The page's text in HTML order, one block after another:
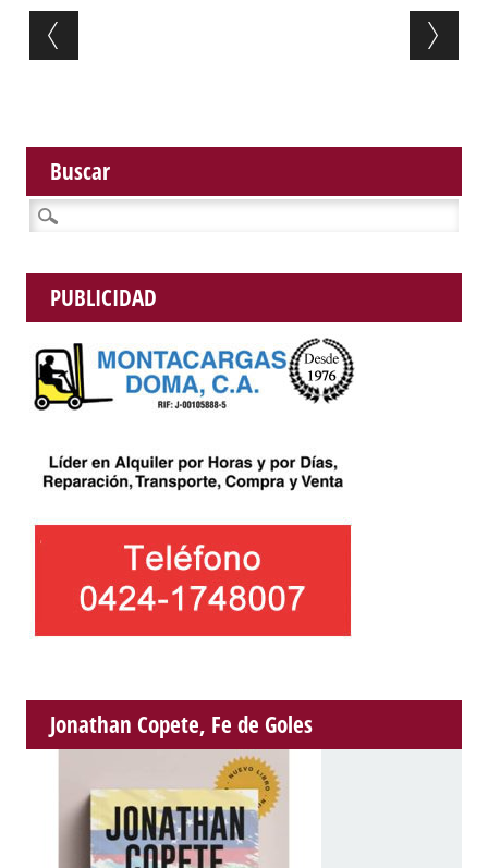
Post navigation
Buscar
Buscar:
PUBLICIDAD
Jonathan Copete, Fe de Goles